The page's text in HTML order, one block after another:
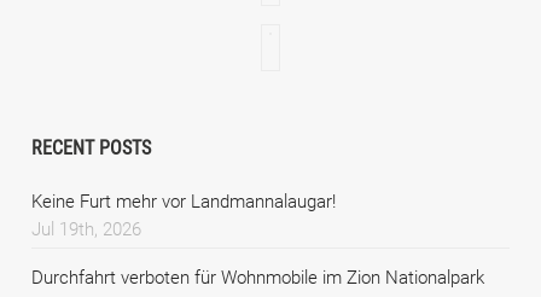
RECENT POSTS
Keine Furt mehr vor Landmannalaugar!
Jul 19th, 2026
Durchfahrt verboten für Wohnmobile im Zion Nationalpark